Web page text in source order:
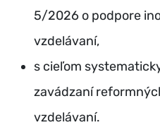
5/2026 o podpore
vzdelávaní,
s cieľom
zavádzaní
vzdelávaní.